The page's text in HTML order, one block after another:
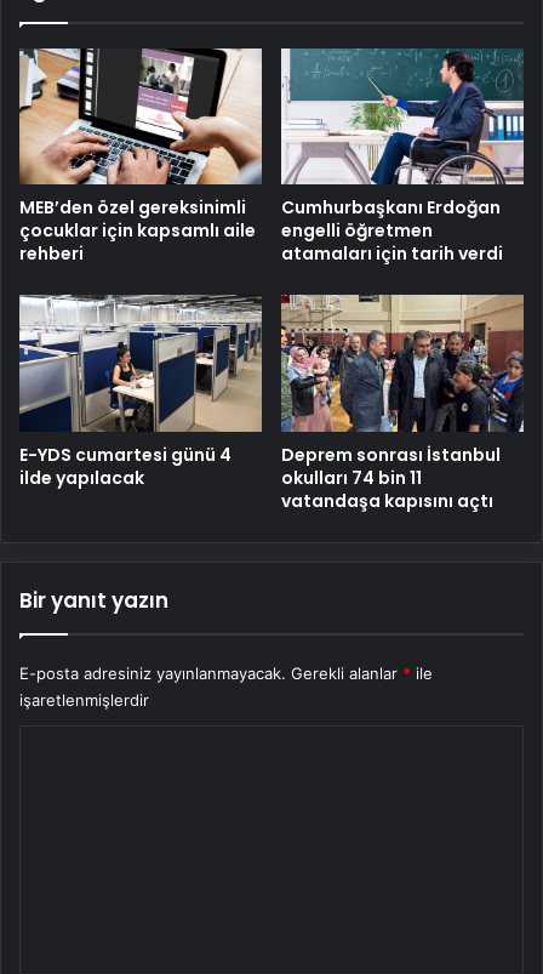
MEB’den özel gereksinimli
çocuklar için kapsamlı aile
rehberi
Cumhurbaşkanı Erdoğan
engelli öğretmen
atamaları için tarih verdi
E-YDS cumartesi günü 4
ilde yapılacak
Deprem sonrası İstanbul
okulları 74 bin 11
vatandaşa kapısını açtı
Bir yanıt yazın
E-posta adresiniz yayınlanmayacak. Gerekli alanlar * ile
işaretlenmişlerdir